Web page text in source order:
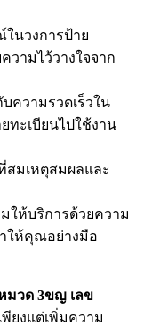
ในวงการป้าย
วามไว้วางใจจาก
ความรวดเร็วใน
ทะเบียนไปใช้งาน
สมเหตุสมผลและ
ให้บริการด้วยความ
ให้คุณอย่างมือ
มวด 3ขญ เลข
พียงแต่เพิ่มความ